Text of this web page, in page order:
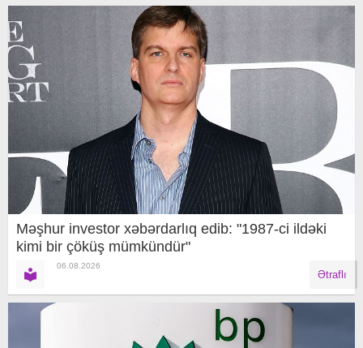
Məşhur investor xəbərdarlıq edib: "1987-ci ildəki
kimi bir çöküş mümkündür"
06.08.2026
Ətraflı